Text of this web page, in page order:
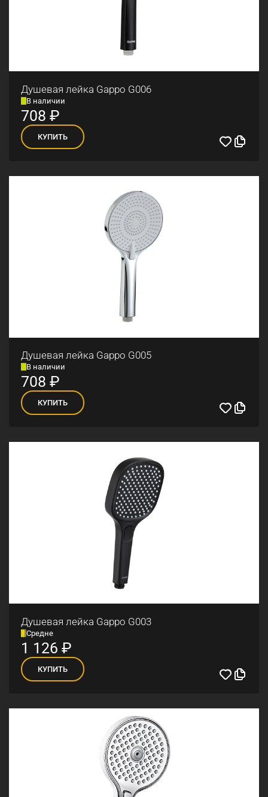
Душевая лейка Gappo G006
В наличии
708 ₽
КУПИТЬ
Душевая лейка Gappo G005
В наличии
708 ₽
КУПИТЬ
Душевая лейка Gappo G003
Средне
1 126 ₽
КУПИТЬ